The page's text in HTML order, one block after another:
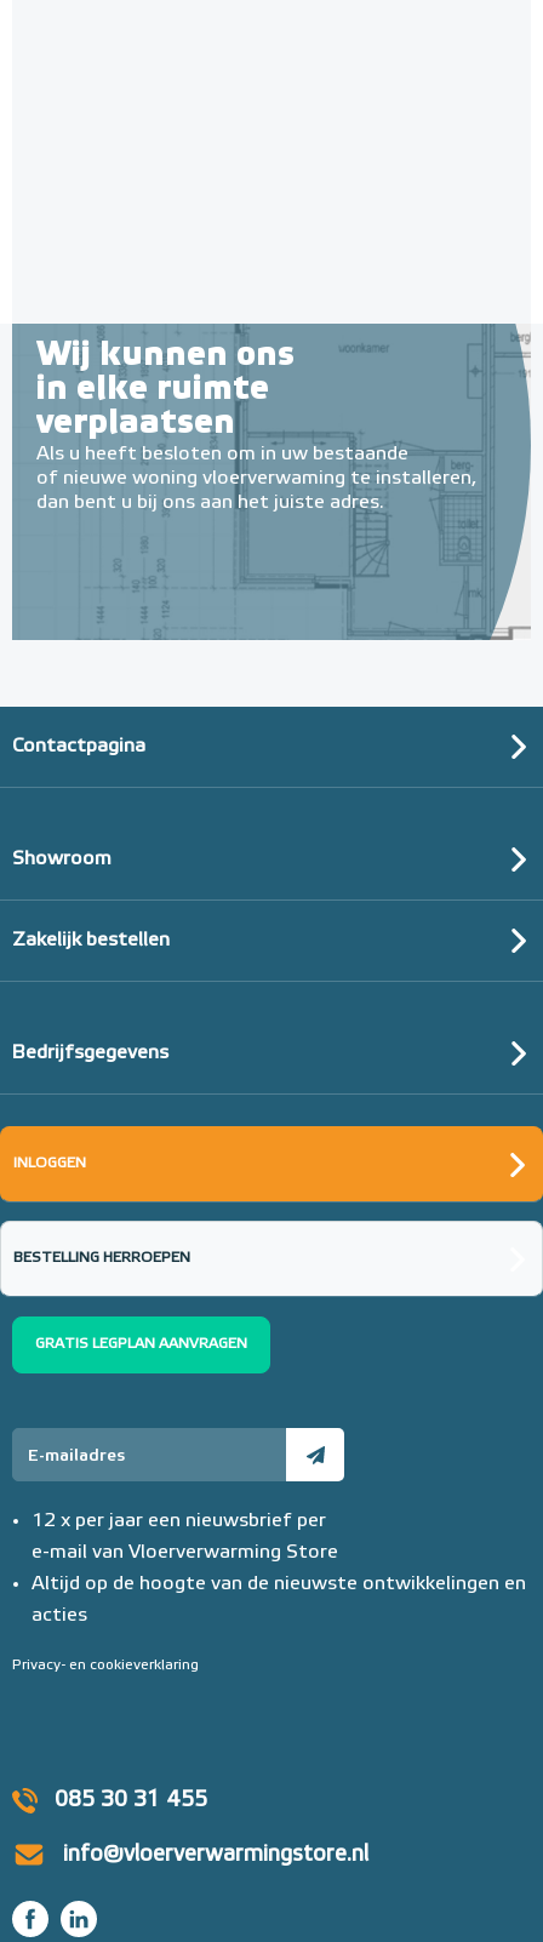
Wij kunnen ons
in elke ruimte
verplaatsen
Als u heeft besloten om in uw bestaande
of nieuwe woning vloerverwaming te installeren,
dan bent u bij ons aan het juiste adres.
085 30 31 455
info@vloerverwarmingstore.nl
Contactpagina
Showroom
Zakelijk bestellen
Bedrijfsgegevens
INLOGGEN
BESTELLING HERROEPEN
GRATIS LEGPLAN AANVRAGEN
12 x per jaar een nieuwsbrief per
e-mail van Vloerverwarming Store
Altijd op de hoogte van de nieuwste ontwikkelingen en
acties
Privacy- en cookieverklaring